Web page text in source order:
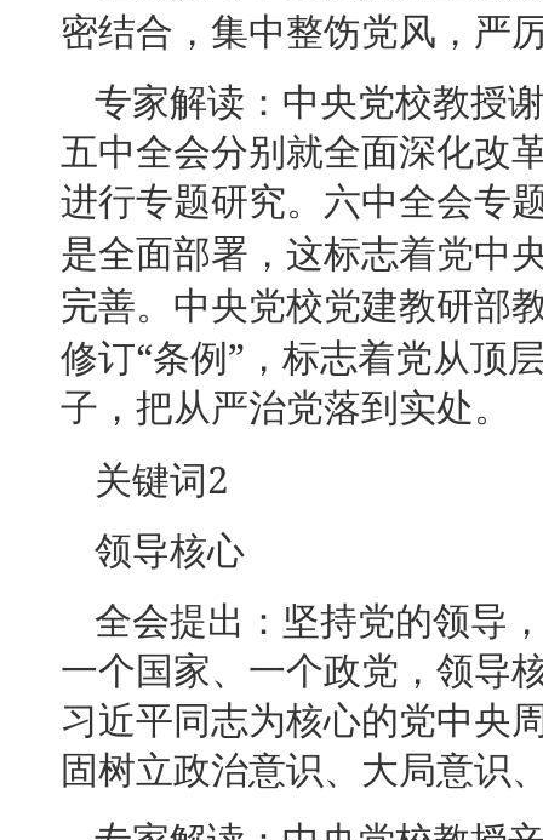
密结合，集中整饬党风，严
专家解读：中央党校教授
五中全会分别就全面深化改
进行专题研究。六中全会专
是全面部署，这标志着党中
完善。中央党校党建教研部
修订“条例 ” ，标志着党从顶
子，把从严治党落到实处。
关键词 2
领导核心
全会提出：坚持党的领导
一个国家、一个政党，领导
习近平同志为核心的党中央
固树立政治意识、大局意识